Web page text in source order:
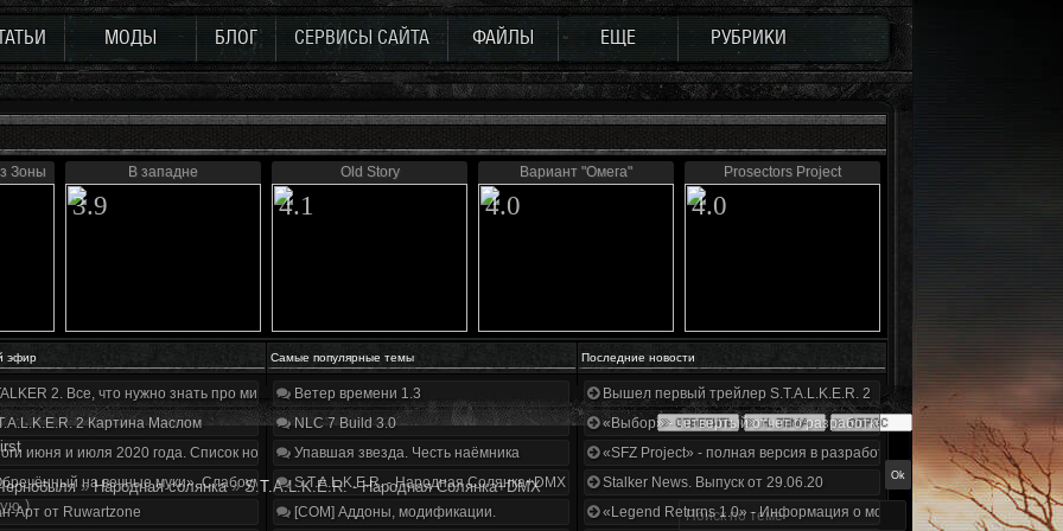
МОДЫ БЛОГ СЕРВИСЫ САЙТА ФАЙЛЫ ЕЩЕ РУБРИКИ
Зоны В западне
3.9
Old Story
4.1
Вариант "Омега"
4.0
Prosectors Project
4.0
эфир Самые популярные темы Последние новости
2. Все, что нужно знать про мир, геймплей и сюжет | Разбор трейлера
2 Картина Маслом
июня и июля 2020 года. Список нововведений
на вечные муки». Слабоумие и отвага
Арт от Ruwartzone
Ветер времени 1.3
NLC 7 Build 3.0
Упавшая звезда. Честь наёмника
S.T.A.L.K.E.R. - Народная Солянка+DMX 1.3.5.ООП.МА.К.
[COM] Аддоны, модификации.
Вышел первый трейлер S.T.A.L.K.E.R. 2
«Выбор» - четвертый отчет о разработке!
«SFZ Project» - полная версия в разработке!
Stalker News. Выпуск от 29.06.20
«Legend Returns 1.0» - Информация о моде за июнь 2020
» Народная солянка » S.T.A.L.K.E.R. - Народная Солянка+DMX